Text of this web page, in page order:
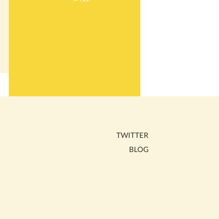
TWITTER
BLOG